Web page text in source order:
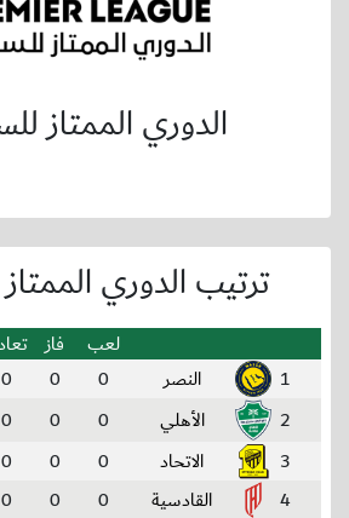
الدوري الممتاز
ترتيب الدوري
لعب فاز
1
النصر 0
0
0
2
الأهلي 0
0
0
3
الاتحاد 0
0
0
4
القادسية 0
0
0